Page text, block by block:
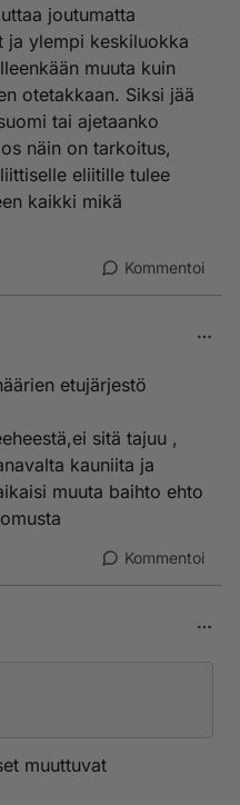
joutumatta
ja ylempi keskiluokka
muuta kuin
otetakkaan. Siksi jää
tai ajetaanko
näin on tarkoitus,
eliitille tulee
kaikki mikä
Kommentoi
etujärjestö
sitä tajuu ,
kauniita ja
muuta baihto ehto
Kommentoi
muuttuvat